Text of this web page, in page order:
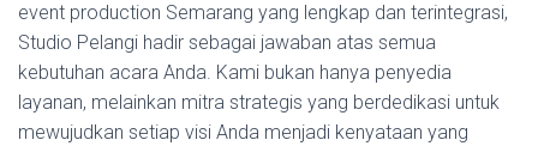
event production Semarang yang lengkap dan terintegrasi,
Studio Pelangi hadir sebagai jawaban atas semua
kebutuhan acara Anda. Kami bukan hanya penyedia
layanan, melainkan mitra strategis yang berdedikasi untuk
mewujudkan setiap visi Anda menjadi kenyataan yang